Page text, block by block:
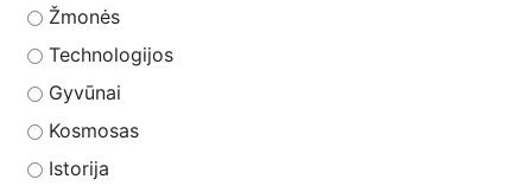
Žmonės
Technologijos
Gyvūnai
Kosmosas
Istorija